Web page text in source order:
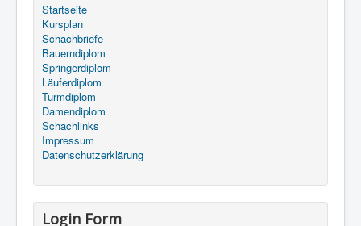
Startseite
Kursplan
Schachbriefe
Bauerndiplom
Springerdiplom
Läuferdiplom
Turmdiplom
Damendiplom
Schachlinks
Impressum
Datenschutzerklärung
Login Form